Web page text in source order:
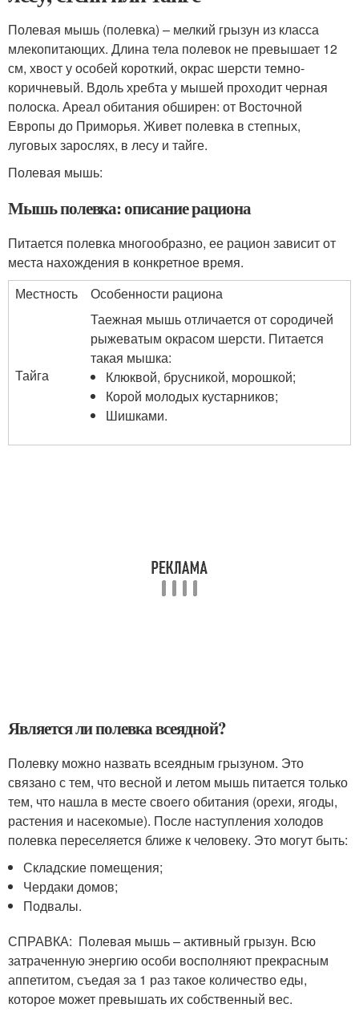
Полевая мышь (полевка) – мелкий грызун из класса
млекопитающих. Длина тела полевок не превышает 12
см, хвост у особей короткий, окрас шерсти темно-
коричневый. Вдоль хребта у мышей проходит черная
полоска. Ареал обитания обширен: от Восточной
Европы до Приморья. Живет полевка в степных,
луговых зарослях, в лесу и тайге.
Полевая мышь:
Мышь полевка: описание рациона
Питается полевка многообразно, ее рацион зависит от
места нахождения в конкретное время.
Местность
Особенности рациона
Тайга
Таежная мышь отличается от сородичей
рыжеватым окрасом шерсти. Питается
такая мышка:
Клюквой, брусникой, морошкой;
Корой молодых кустарников;
Шишками.
Является ли полевка всеядной?
Полевку можно назвать всеядным грызуном. Это
связано с тем, что весной и летом мышь питается только
тем, что нашла в месте своего обитания (орехи, ягоды,
растения и насекомые). После наступления холодов
полевка переселяется ближе к человеку. Это могут быть:
Складские помещения;
Чердаки домов;
Подвалы.
СПРАВКА: Полевая мышь – активный грызун. Всю
затраченную энергию особи восполняют прекрасным
аппетитом, съедая за 1 раз такое количество еды,
которое может превышать их собственный вес.